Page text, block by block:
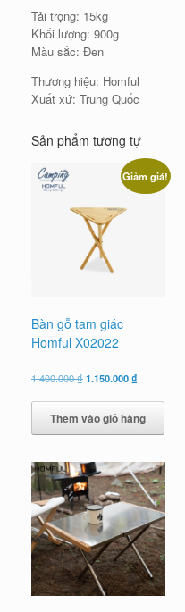
Tải trọng: 15kg
Khối lượng: 900g
Màu sắc: Đen
Thương hiệu: Homful
Xuất xứ: Trung Quốc
Sản phẩm tương tự
Giảm giá!
Bàn gỗ tam giác
Homful X02022
1.400.000₫Giá
là:
1.400.000 ₫.
1.150.000₫
tại
là:
1.150.000 ₫.
Thêm vào giỏ hàng